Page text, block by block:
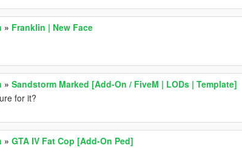
» Franklin | New Face
»Sandstorm Marked [Add-On / FiveM | LODs | Template]
for it?
»GTA IV Fat Cop [Add-On Ped]